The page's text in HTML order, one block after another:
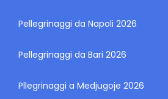
Pellegrinaggi da Napoli 2026
Pellegrinaggi da Bari 2026
Pllegrinaggi a Medjugoje 2026